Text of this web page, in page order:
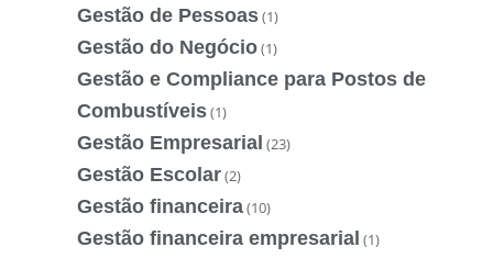
Gestão de Pessoas(1)
Gestão do Negócio(1)
Gestão e Compliance para Postos de
Combustíveis(1)
Gestão Empresarial (23)
Gestão Escolar(2)
Gestão financeira(10)
Gestão financeira empresarial (1)